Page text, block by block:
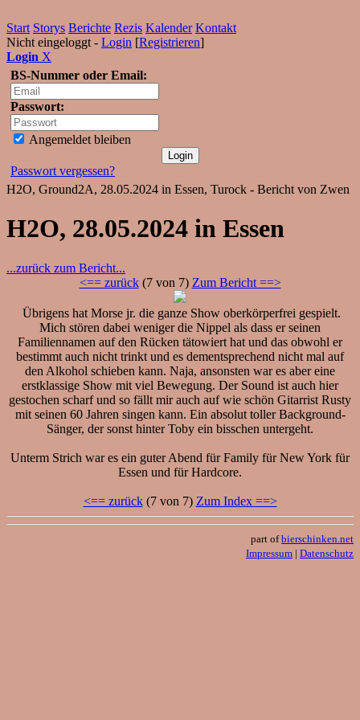
Start Storys Berichte Rezis Kalender Kontakt
Nicht eingeloggt - Login [Registrieren]
Login X
BS-Nummer oder Email:
Passwort:
Angemeldet bleiben
Passwort vergessen?
H2O, Ground2A, 28.05.2024 in Essen, Turock - Bericht von Zwen
H2O, 28.05.2024 in Essen
...zurück zum Bericht...
<== zurück(7 von 7) Zum Bericht ==>
Übrigens hat Morse jr. die ganze Show oberkörperfrei gespielt.
Mich stören dabei weniger die Nippel als dass er seinen
Familiennamen auf den Rücken tätowiert hat und das obwohl er
bestimmt auch nicht trinkt und es dementsprechend nicht mal auf
den Alkohol schieben kann. Naja, ansonsten war es aber eine
erstklassige Show mit viel Bewegung. Der Sound ist auch hier
gestochen scharf und so fällt mir auch auf wie schön Gitarrist Rusty
mit seinen 60 Jahren singen kann. Ein absolut toller Background-
Sänger, der sonst hinter Toby ein bisschen untergeht.
Unterm Strich war es ein guter Abend für Family für New York für
Essen und für Hardcore.
<== zurück(7 von 7) Zum Index ==>
part ofbierschinken.net
Impressum | Datenschutz